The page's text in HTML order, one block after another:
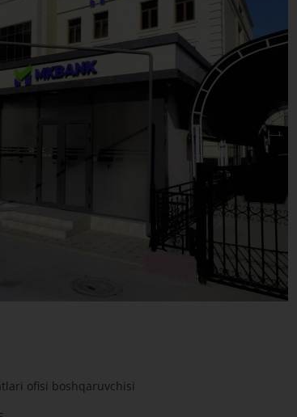
ofisi boshqaruvchisi